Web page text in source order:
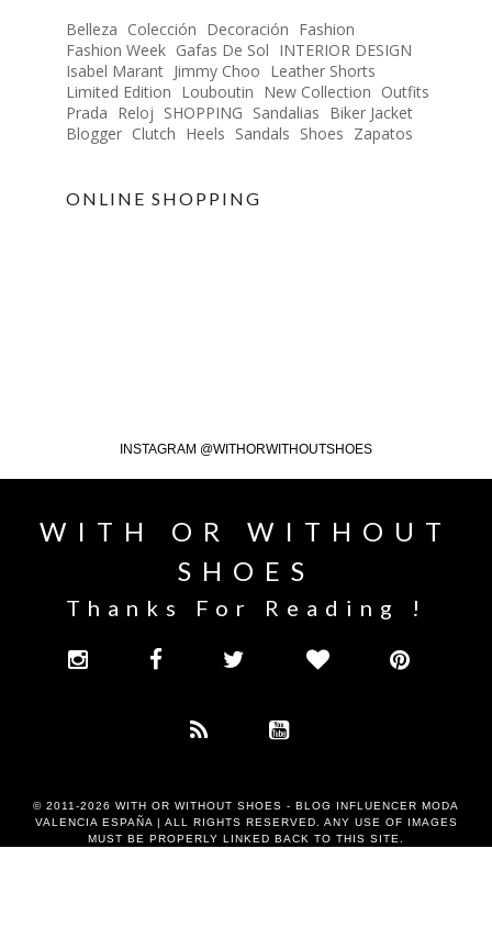
Belleza Colección Decoración Fashion
Fashion Week Gafas De Sol INTERIOR DESIGN
Isabel Marant Jimmy Choo Leather Shorts
Limited Edition Louboutin New Collection Outfits
Prada Reloj SHOPPING Sandalias Biker Jacket
Blogger Clutch Heels Sandals Shoes Zapatos
ONLINE SHOPPING
INSTAGRAM @WITHORWITHOUTSHOES
WITH OR WITHOUT
SHOES
Thanks For Reading !
© 2011-2026 WITH OR WITHOUT SHOES - BLOG INFLUENCER MODA
VALENCIA ESPAÑA | ALL RIGHTS RESERVED. ANY USE OF IMAGES
MUST BE PROPERLY LINKED BACK TO THIS SITE.